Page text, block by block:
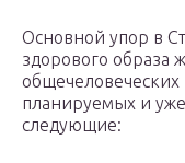
Основной упор в
здорового образа
общечеловеческих
планируемых и
следующие: